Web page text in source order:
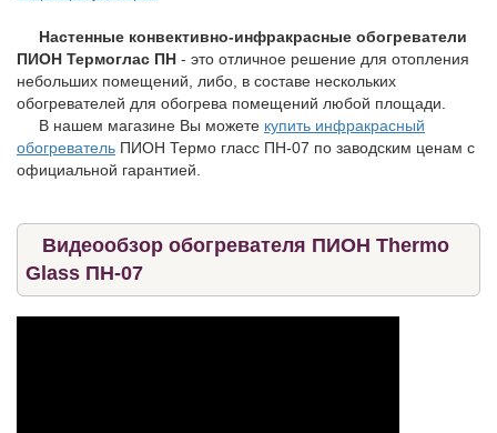
Настенные конвективно-инфракрасные обогреватели
ПИОН Термоглас ПН - это отличное решение для отопления
небольших помещений, либо, в составе нескольких
обогревателей для обогрева помещений любой площади.
В нашем магазине Вы можете купить инфракрасный
обогреватель ПИОН Термо гласс ПН-07 по заводским ценам с
официальной гарантией.
Видеообзор обогревателя ПИОН Thermo
Glass ПН-07